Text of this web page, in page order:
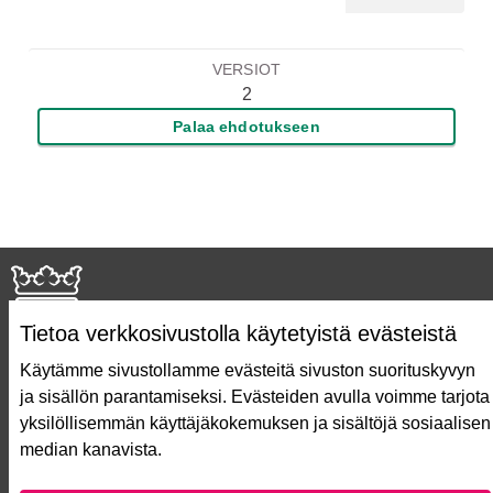
Tietoa verkkosivustolla käytetyistä evästeistä
Käytämme sivustollamme evästeitä sivuston suorituskyvyn
ja sisällön parantamiseksi. Evästeiden avulla voimme tarjota
yksilöllisemmän käyttäjäkokemuksen ja sisältöjä sosiaalisen
median kanavista.
VERSIOT
2
Palaa ehdotukseen
Näin äänestät Asukasbudjetissa
Asukasbudjetin vaiheet
Usein kysytyt kysymykset